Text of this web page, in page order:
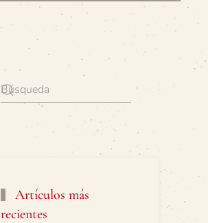
Artículos más
recientes